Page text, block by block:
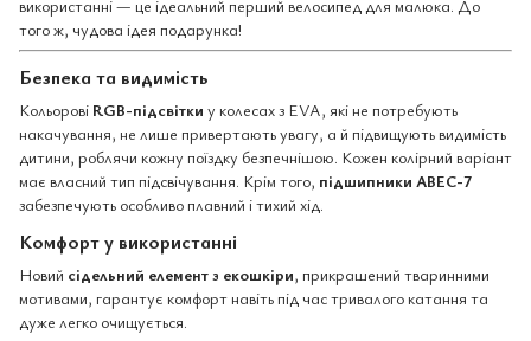
використанні — це ідеальний перший велосипед для малюка. До
того ж, чудова ідея подарунка!
Безпека та видимість
Кольорові RGB-підсвітки у колесах з EVA, які не потребують
накачування, не лише привертають увагу, а й підвищують видимість
дитини, роблячи кожну поїздку безпечнішою. Кожен колірний варіант
має власний тип підсвічування. Крім того, підшипники ABEC-7
забезпечують особливо плавний і тихий хід.
Комфорт у використанні
Новий сідельний елемент з екошкіри, прикрашений тваринними
мотивами, гарантує комфорт навіть під час тривалого катання та
дуже легко очищується.